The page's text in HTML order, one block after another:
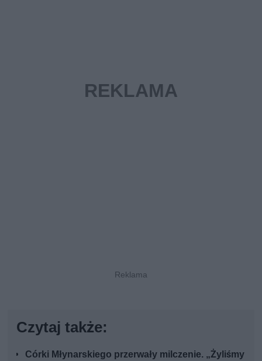
Czytaj także:
Córki Młynarskiego przerwały milczenie. „Żyliśmy